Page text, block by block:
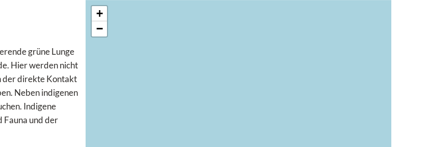
grüne Lunge
Hier werden nicht
der direkte Kontakt
Neben indigenen
Indigene
Fauna und der
+
−